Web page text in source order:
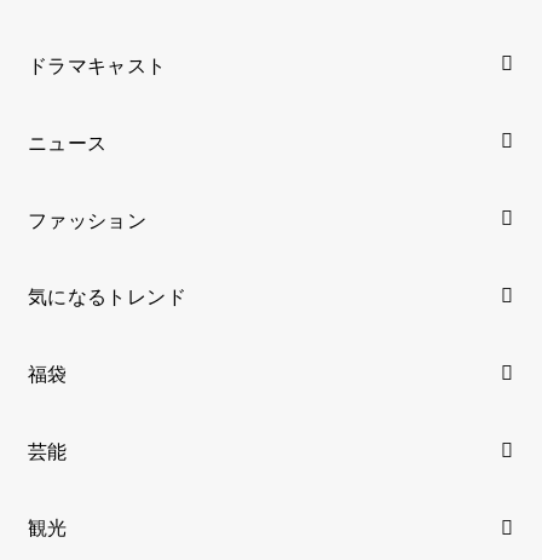
ドラマキャスト
ニュース
ファッション
気になるトレンド
福袋
芸能
観光